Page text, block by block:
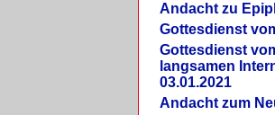
Andacht zu
Gottesdienst
Gottesdienst
langsamen
03.01.2021
Andacht zum